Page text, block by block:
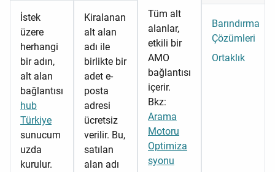
İstek
üzere
herhangi
bir adın,
alt alan
bağlantısı
hub
Türkiye
sunucum
uzda
kurulur.
Kiralanan
alt alan
adı ile
birlikte bir
adet e-
posta
adresi
ücretsiz
verilir. Bu,
satılan
alan adı
Tüm alt
alanlar,
etkili bir
AMO
bağlantısı
içerir.
Bkz:
Arama
Motoru
Optimiza
syonu
Barındırma
Çözümleri
Ortaklık